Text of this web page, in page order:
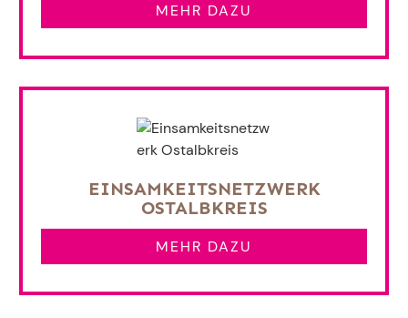
MEHR DAZU
EINSAMKEITSNETZWERK
OSTALBKREIS
MEHR DAZU